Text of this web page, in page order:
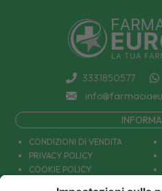
3331850577
CONDIZIONI DI VENDITA
PRIVACY POLICY
COOKIE POLICY